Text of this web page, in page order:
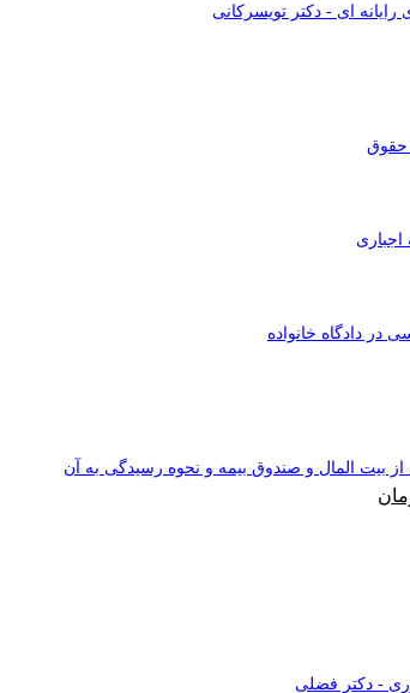
رایانه ای - دکتر تویسرکانی
حقوق
اجباری
در دادگاه خانواده
بیت المال و صندوق بیمه و نحوه رسیدگی به آن
- دکتر فضلی